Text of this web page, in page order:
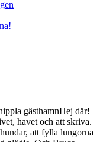
Hej där!
havet och att skriva.
att fylla lungorna